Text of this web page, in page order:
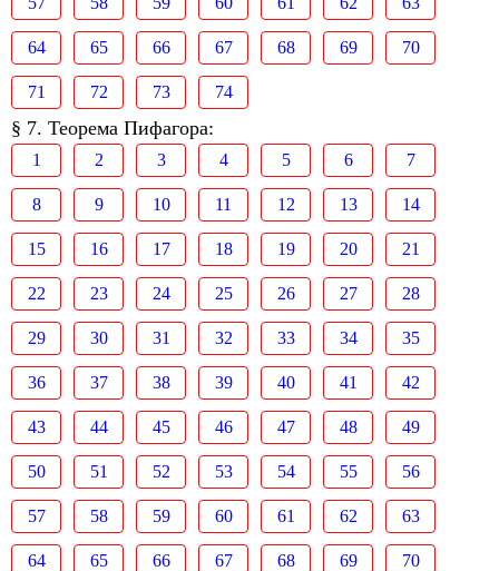
64 65 66 67 68 69 70
71 72 73 74
§ 7. Теорема Пифагора:
1 2 3 4 5 6 7
8 9 10 11 12 13 14
15 16 17 18 19 20 21
22 23 24 25 26 27 28
29 30 31 32 33 34 35
36 37 38 39 40 41 42
43 44 45 46 47 48 49
50 51 52 53 54 55 56
57 58 59 60 61 62 63
64 65 66 67 68 69 70